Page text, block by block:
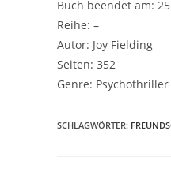
Buch beendet am:
Reihe: –
Autor: Joy Fielding
Seiten: 352
Genre: Psychothriller
SCHLAGWÖRTER: